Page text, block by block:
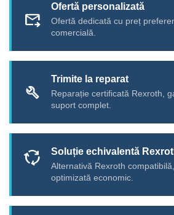
forward_to_inbox
Ofertă personalizată
Ofertă dedicată cu preț
comercială.
build
Trimite la reparat
Reparație certificată Rexroth,
suport complet.
cycle Soluție echivalentă
Alternativă Rexroth
optimizată economic.